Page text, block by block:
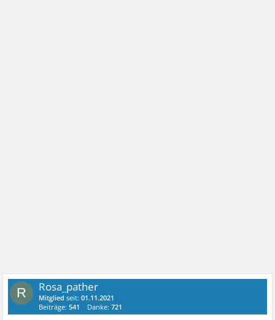
R Rosa_pather
Mitglied seit:01.11.2021
Beiträge:541 Danke:721